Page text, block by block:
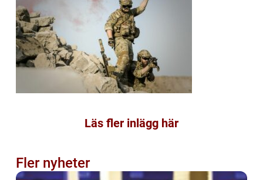
Läs fler inlägg här
Fler nyheter